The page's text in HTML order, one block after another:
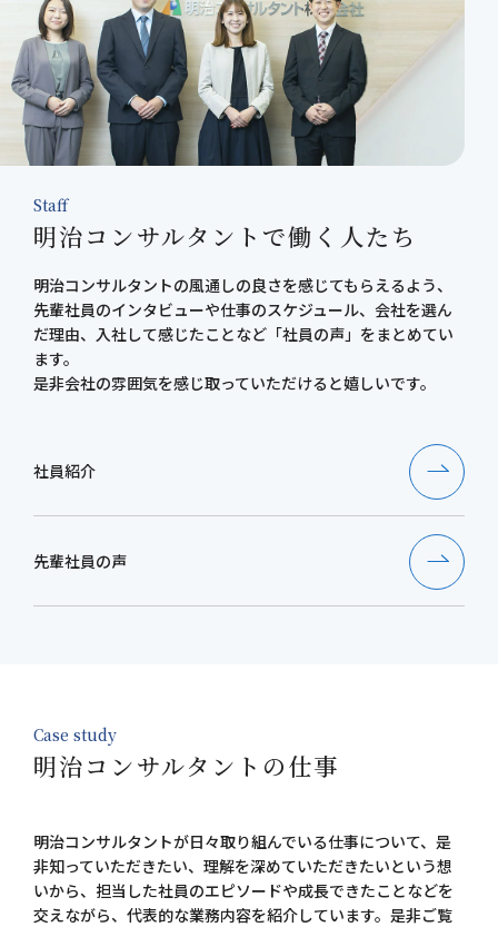
Staff
明治コンサルタントで働く人たち
明治コンサルタントの風通しの良さを感じてもらえるよう、
先輩社員のインタビューや仕事のスケジュール、会社を選ん
だ理由、入社して感じたことなど「社員の声」をまとめてい
ます。
是非会社の雰囲気を感じ取っていただけると嬉しいです。
社員紹介
先輩社員の声
Case study
明治コンサルタントの仕事
明治コンサルタントが日々取り組んでいる仕事について、是
非知っていただきたい、理解を深めていただきたいという想
いから、担当した社員のエピソードや成長できたことなどを
交えながら、代表的な業務内容を紹介しています。是非ご覧